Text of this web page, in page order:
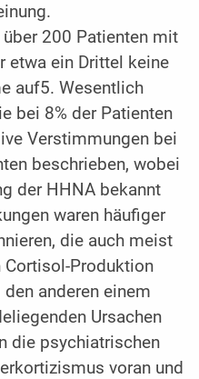
200 Patienten mit
etwa ein Drittel keine
auf5. Wesentlich
bei 8% der Patienten
Verstimmungen bei
beschrieben, wobei
der HHNA bekannt
waren häufiger
die auch meist
Cortisol-Produktion
anderen einem
Ursachen
die psychiatrischen
voran und